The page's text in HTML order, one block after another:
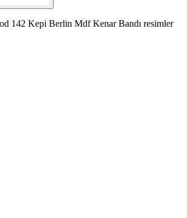
142 Kepi Berlin Mdf Kenar Bandı resimler